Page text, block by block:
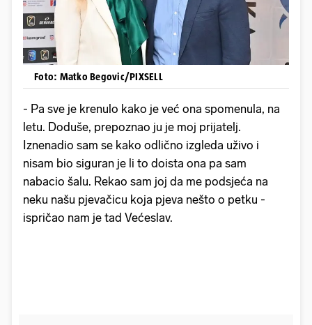
Foto: Matko Begovic/PIXSELL
- Pa sve je krenulo kako je već ona spomenula, na
letu. Doduše, prepoznao ju je moj prijatelj.
Iznenadio sam se kako odlično izgleda uživo i
nisam bio siguran je li to doista ona pa sam
nabacio šalu. Rekao sam joj da me podsjeća na
neku našu pjevačicu koja pjeva nešto o petku -
ispričao nam je tad Većeslav.